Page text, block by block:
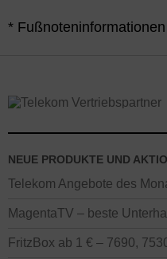
*
NEUE PRODUKTE UND
Telekom Angebote des
MagentaTV – beste
FritzBox ab 1 € – 7690,